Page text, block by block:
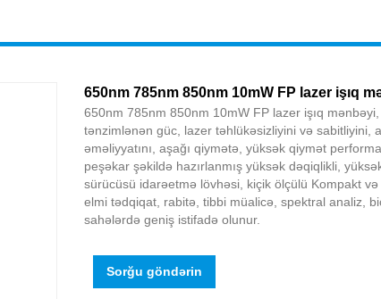
650nm 785nm 850nm 10mW FP lazer işıq
650nm 785nm 850nm 10mW FP lazer işıq mənbəyi,
tənzimlənən güc, lazer təhlükəsizliyini və sabitliyini,
əməliyyatını, aşağı qiymətə, yüksək qiymət
peşəkar şəkildə hazırlanmış yüksək dəqiqlikli,
sürücüsü idarəetmə lövhəsi, kiçik ölçülü Kompakt
elmi tədqiqat, rabitə, tibbi müalicə, spektral analiz,
sahələrdə geniş istifadə olunur.
Sorğu göndərin